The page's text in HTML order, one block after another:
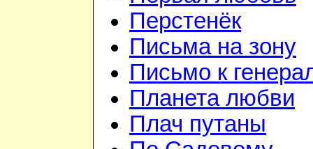
Перстенёк
Письма на зону
Письмо к
Планета любви
Плач путаны